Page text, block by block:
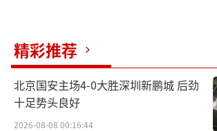
精彩推荐
北京国安主场4-0大胜深圳新鹏城 后劲
十足势头良好
2026-08-08 00:16:44